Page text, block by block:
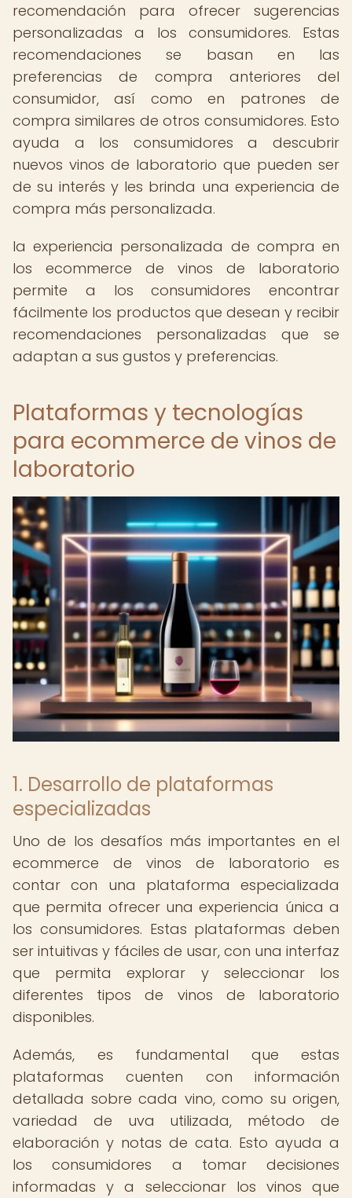
recomendación para ofrecer sugerencias
personalizadas a los consumidores. Estas
recomendaciones se basan en las
preferencias de compra anteriores del
consumidor, así como en patrones de
compra similares de otros consumidores. Esto
ayuda a los consumidores a descubrir
nuevos vinos de laboratorio que pueden ser
de su interés y les brinda una experiencia de
compra más personalizada.
la experiencia personalizada de compra en
los ecommerce de vinos de laboratorio
permite a los consumidores encontrar
fácilmente los productos que desean y recibir
recomendaciones personalizadas que se
adaptan a sus gustos y preferencias.
Plataformas y tecnologías
para ecommerce de vinos de
laboratorio
1. Desarrollo de plataformas
especializadas
Uno de los desafíos más importantes en el
ecommerce de vinos de laboratorio es
contar con una plataforma especializada
que permita ofrecer una experiencia única a
los consumidores. Estas plataformas deben
ser intuitivas y fáciles de usar, con una interfaz
que permita explorar y seleccionar los
diferentes tipos de vinos de laboratorio
disponibles.
Además, es fundamental que estas
plataformas cuenten con información
detallada sobre cada vino, como su origen,
variedad de uva utilizada, método de
elaboración y notas de cata. Esto ayuda a
los consumidores a tomar decisiones
informadas y a seleccionar los vinos que